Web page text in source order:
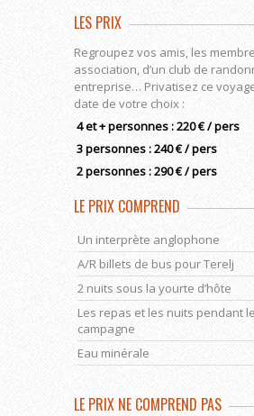
LES PRIX
Regroupez vos amis, les
association, d’un club de
entreprise… Privatisez ce
date de votre choix :
4 et + personnes : 220 € / pers
3 personnes : 240 € / pers
2 personnes : 290 € / pers
LE PRIX COMPREND
Un interprète anglophone
A/R billets de bus pour Terelj
2 nuits sous la yourte d’hôte
Les repas et les nuits pendant
campagne
Eau minérale
LE PRIX NE COMPREND PAS